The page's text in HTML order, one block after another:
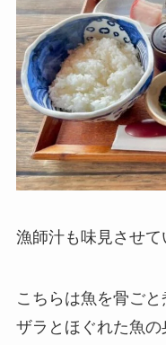
漁師汁も味見させて
こちらは魚を骨ご
ザラとほぐれた魚